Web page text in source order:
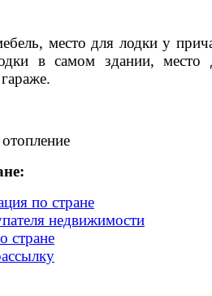
место для лодки у
в самом здании, место
по стране
недвижимости
стране